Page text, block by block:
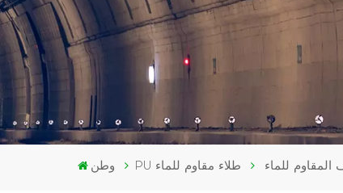
وطن PU طلاء مقاوم للماء المقاوم للماء